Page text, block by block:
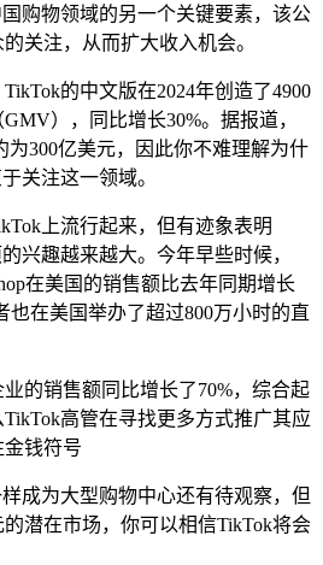
购物领域的另一个关键要素，该公
关注，从而扩大收入机会。
的中文版在2024年创造了4900
），同比增长30%。据报道，
为300亿美元，因此你不难理解为什
关注这一领域。
上流行起来，但有迹象表明
兴趣越来越大。今年早些时候，
在美国的销售额比去年同期增长
也在美国举办了超过800万小时的直
的销售额同比增长了70%，综合起
高管在寻找更多方式推广其应
钱符号
成为大型购物中心还有待观察，但
潜在市场，你可以相信TikTok将会